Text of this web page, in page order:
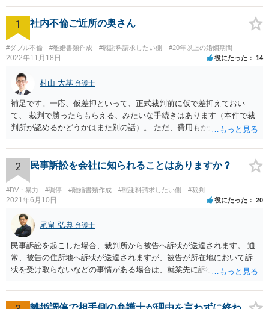
ます。
1 社内不倫ご近所の奥さん
#ダブル不倫 #離婚書類作成 #慰謝料請求したい側 #20年以上の婚姻期間
2022年11月18日 役にたった 14
村山 大基 弁護士
補足です。一応、仮差押といって、正式裁判前に仮で差押えておい
て、 裁判で勝ったらもらえる、みたいな手続きはあります（本件で裁
判所が認めるかどうかはまた別の話）。 ただ、費用もかかりますし、
のであれば、 面談相談に行って詳しく話を聞いてみましょう。
2 民事訴訟を会社に知られることはありますか？
#DV・暴力 #調停 #離婚書類作成 #慰謝料請求したい側 #裁判
2021年6月10日 役にたった 20
尾畠 弘典 弁護士
民事訴訟を起こした場合、裁判所から被告へ訴状が送達されます。 通
常、被告の住所地へ訴状が送達されますが、被告が所在地において訴
状を受け取らないなどの事情がある場合は、就業先に訴状が送達され
題となっているケースや、目撃者として就業先の従業員がおり、目撃
者に証言してもらうことが必要になるケースなどでは、裁判の追行